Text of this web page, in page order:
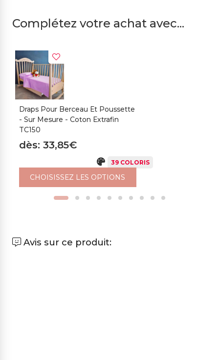
Complétez votre achat avec...
Draps Pour Berceau Et Poussette
- Sur Mesure - Coton Extrafin
TC150
dès: 33,85€
39 COLORIS
CHOISISSEZ LES OPTIONS
Avis sur ce produit: